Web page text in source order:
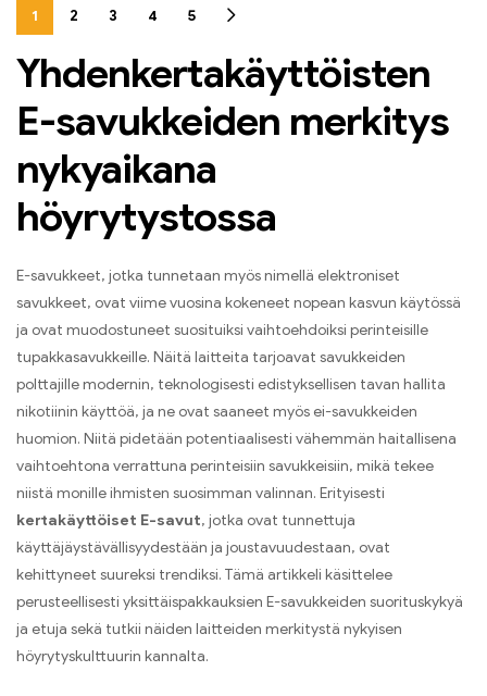
1 2 3 4 5
Yhdenkertakäyttöisten
E-savukkeiden merkitys
nykyaikana
höyrytystossa
E-savukkeet, jotka tunnetaan myös nimellä elektroniset
savukkeet, ovat viime vuosina kokeneet nopean kasvun käytössä
ja ovat muodostuneet suosituiksi vaihtoehdoiksi perinteisille
tupakkasavukkeille. Näitä laitteita tarjoavat savukkeiden
polttajille modernin, teknologisesti edistyksellisen tavan hallita
nikotiinin käyttöä, ja ne ovat saaneet myös ei-savukkeiden
huomion. Niitä pidetään potentiaalisesti vähemmän haitallisena
vaihtoehtona verrattuna perinteisiin savukkeisiin, mikä tekee
niistä monille ihmisten suosimman valinnan. Erityisesti
kertakäyttöiset E-savut, jotka ovat tunnettuja
käyttäjäystävällisyydestään ja joustavuudestaan, ovat
kehittyneet suureksi trendiksi. Tämä artikkeli käsittelee
perusteellisesti yksittäispakkauksien E-savukkeiden suorituskykyä
ja etuja sekä tutkii näiden laitteiden merkitystä nykyisen
höyrytyskulttuurin kannalta.